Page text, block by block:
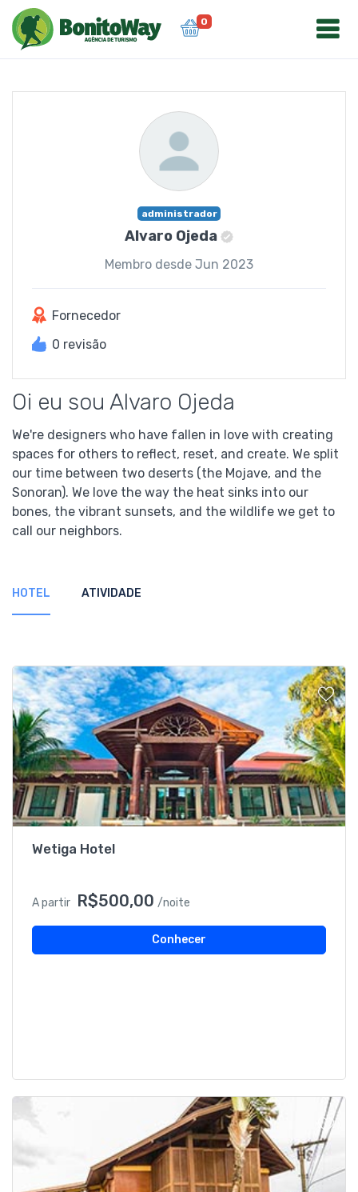
0
administrador
Alvaro Ojeda
Membro desde Jun 2023
Fornecedor
0 revisão
Oi eu sou Alvaro Ojeda
We're designers who have fallen in love with creating
spaces for others to reflect, reset, and create. We split
our time between two deserts (the Mojave, and the
Sonoran). We love the way the heat sinks into our
bones, the vibrant sunsets, and the wildlife we get to
call our neighbors.
HOTEL ATIVIDADE
Wetiga Hotel
A partir R$500,00 /noite
Conhecer